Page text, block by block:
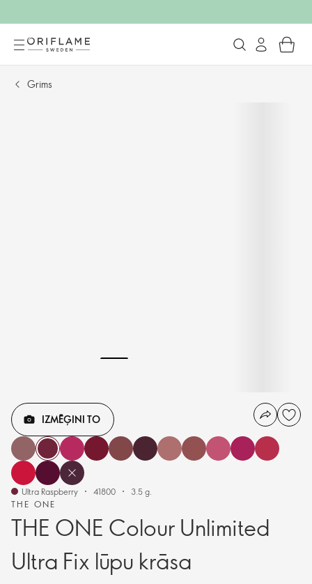
Grims
THE ONE
THE ONE Colour Unlimited
Ultra Fix lūpu krāsa
IZMĒĢINI TO
Ultra Raspberry 41800 3.5 g.